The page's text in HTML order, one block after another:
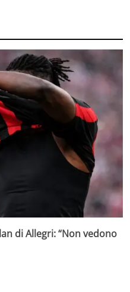
di Allegri: “Non vedono